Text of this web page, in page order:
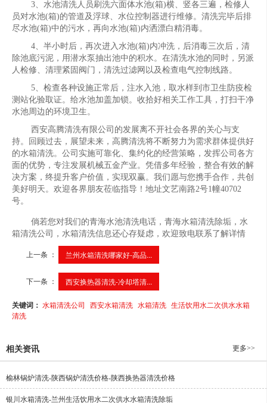
3、水池清洗人员刷洗六面体水池(箱)横、竖各三遍，检修人
员对水池(箱)的管道及浮球、水位控制器进行维修。清洗完毕后排
尽水池(箱)中的污水，再向水池(箱)内洒漂白精消毒。
4、半小时后，再次进入水池(箱)内冲洗，后消毒三次后，清
除池底污泥，用潜水泵抽出池中的积水。在清洗水池的同时，另派
人检修、清理紧固阀门，清洗过滤网以及检查电气控制线路。
5、检查各种设施正常后，注水入池，取水样到市卫生防疫检
测站化验取证。给水池加盖加锁。收拾好相关工作工具，打扫干净
水池周边的环境卫生。
西安高腾清洗有限公司的发展离不开社会各界的关心与支
持。回顾过去，展望未来，高腾清洗将不断努力为需求群体提供好
的水箱清洗。公司实施可靠化、集约化的经营策略，发挥公司各方
面的优势，专注发展机械五金产业。凭借多年经验，整合有效的解
决方案，终提升客户价值，实现双赢。我们愿与您携手合作，共创
美好明天。欢迎各界朋友莅临指导！地址文艺南路2号1幢40702
号。
倘若您对我们的青海水池清洗电话，青海水箱清洗除垢，水
箱清洗公司，水箱清洗信息还心存疑虑，欢迎致电联系了解详情
上一条 ： 兰州水箱清洗哪家好-高品...
下一条 ： 西安换热器清洗-冷却塔清...
关键词： 水箱清洗公司 西安水箱清洗 水箱清洗 生活饮用水二次供水水箱
清洗
相关资讯 更多>>
榆林锅炉清洗-陕西锅炉清洗价格-陕西换热器清洗价格
银川水箱清洗-兰州生活饮用水二次供水水箱清洗除垢